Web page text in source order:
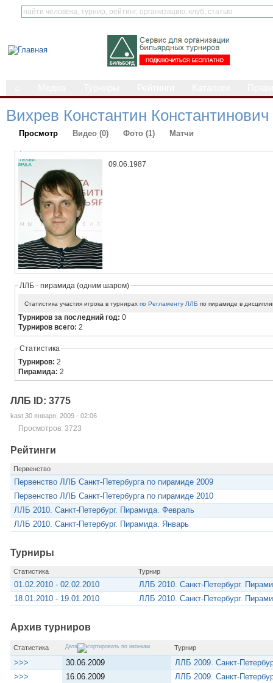
Вихрев Константин Константинович
Просмотр Видео (0) Фото (1) Матчи
-
09.06.1987
ЛЛБ - пирамида (одним шаром)
Статистика участия игрока в турнирахпо Регламенту ЛЛБ по пирамиде в
Турниров за последний год:0
Турниров всего:2
Статистика
Турниров:2
Пирамида:2
ЛЛБ ID: 3775
kast 30 января, 2009 - 02:06
Просмотров: 3723
Рейтинги
Первенство
Первенство ЛЛБ Санкт-Петербурга по пирамиде 2009
Первенство ЛЛБ Санкт-Петербурга по пирамиде 2010
ЛЛБ 2010. Санкт-Петербург. Пирамида. Февраль
ЛЛБ 2010. Санкт-Петербург. Пирамида. Январь
Турниры
Статистика Турнир
01.02.2010 - 02.02.2010
ЛЛБ 2010. Санкт-Петербург.
18.01.2010 - 19.01.2010
ЛЛБ 2010. Санкт-Петербург.
Архив турниров
Статистика Дата Турнир
>>> 30.06.2009
ЛЛБ 2009. Санкт-
>>>
16.06.2009
ЛЛБ 2009. Санкт-